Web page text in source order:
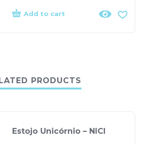
Add to cart
PRODUCTS
Estojo Unicórnio – NICI